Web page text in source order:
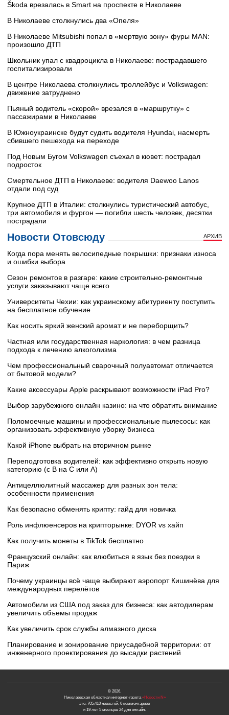
Škoda врезалась в Smart на проспекте в Николаеве
В Николаеве столкнулись два «Опеля»
В Николаеве Mitsubishi попал в «мертвую зону» фуры MAN:
произошло ДТП
Школьник упал с квадроцикла в Николаеве: пострадавшего
госпитализировали
В центре Николаева столкнулись троллейбус и Volkswagen:
движение затруднено
Пьяный водитель «скорой» врезался в «маршрутку» с
пассажирами в Николаеве
В Южноукраинске будут судить водителя Hyundai, насмерть
сбившего пешехода на переходе
Под Новым Бугом Volkswagen съехал в кювет: пострадал
подросток
Смертельное ДТП в Николаеве: водителя Daewoo Lanos
отдали под суд
Крупное ДТП в Италии: столкнулись туристический автобус,
три автомобиля и фургон — погибли шесть человек, десятки
пострадали
Новости Отовсюду АРХИВ
Когда пора менять велосипедные покрышки: признаки износа
и ошибки выбора
Сезон ремонтов в разгаре: какие строительно-ремонтные
услуги заказывают чаще всего
Университеты Чехии: как украинскому абитуриенту поступить
на бесплатное обучение
Как носить яркий женский аромат и не переборщить?
Частная или государственная наркология: в чем разница
подхода к лечению алкоголизма
Чем профессиональный сварочный полуавтомат отличается
от бытовой модели?
Какие аксессуары Apple раскрывают возможности iPad Pro?
Выбор зарубежного онлайн казино: на что обратить внимание
Поломоечные машины и профессиональные пылесосы: как
организовать эффективную уборку бизнеса
Какой iPhone выбрать на вторичном рынке
Переподготовка водителей: как эффективно открыть новую
категорию (с B на C или А)
Антицеллюлитный массажер для разных зон тела:
особенности применения
Как безопасно обменять крипту: гайд для новичка
Роль инфлюенсеров на крипторынке: DYOR vs хайп
Как получить монеты в TikTok бесплатно
Французский онлайн: как влюбиться в язык без поездки в
Париж
Почему украинцы всё чаще выбирают аэропорт Кишинёва для
международных перелётов
Автомобили из США под заказ для бизнеса: как автодилерам
увеличить объемы продаж
Как увеличить срок службы алмазного диска
Планирование и зонирование приусадебной территории: от
инженерного проектирования до высадки растений
© 2026.
Николаевская областная интернет-газета«Новости N»
это: 705,410 новостей, 0 комментариев
и 19 лет 5 месяцев 24 дня онлайн.